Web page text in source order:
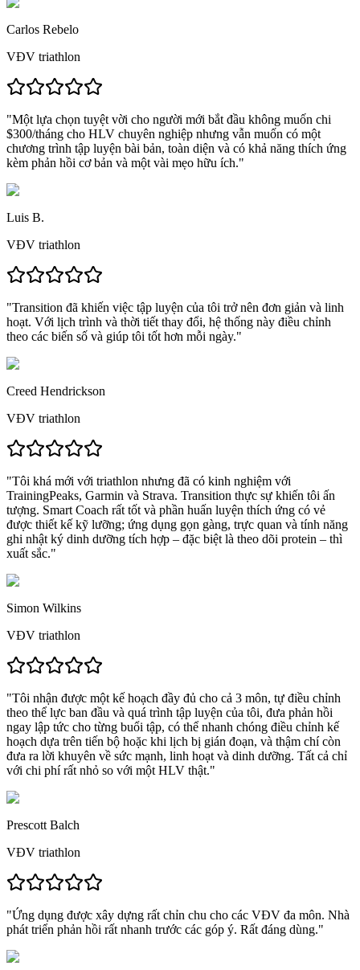
Carlos Rebelo
VĐV triathlon
"Một lựa chọn tuyệt vời cho người mới bắt đầu không muốn chi
$300/tháng cho HLV chuyên nghiệp nhưng vẫn muốn có một
chương trình tập luyện bài bản, toàn diện và có khả năng thích ứng
kèm phản hồi cơ bản và một vài mẹo hữu ích."
Luis B.
VĐV triathlon
"Transition đã khiến việc tập luyện của tôi trở nên đơn giản và linh
hoạt. Với lịch trình và thời tiết thay đổi, hệ thống này điều chỉnh
theo các biến số và giúp tôi tốt hơn mỗi ngày."
Creed Hendrickson
VĐV triathlon
"Tôi khá mới với triathlon nhưng đã có kinh nghiệm với
TrainingPeaks, Garmin và Strava. Transition thực sự khiến tôi ấn
tượng. Smart Coach rất tốt và phần huấn luyện thích ứng có vẻ
được thiết kế kỹ lưỡng; ứng dụng gọn gàng, trực quan và tính năng
ghi nhật ký dinh dưỡng tích hợp – đặc biệt là theo dõi protein – thì
xuất sắc."
Simon Wilkins
VĐV triathlon
"Tôi nhận được một kế hoạch đầy đủ cho cả 3 môn, tự điều chỉnh
theo thể lực ban đầu và quá trình tập luyện của tôi, đưa phản hồi
ngay lập tức cho từng buổi tập, có thể nhanh chóng điều chỉnh kế
hoạch dựa trên tiến bộ hoặc khi lịch bị gián đoạn, và thậm chí còn
đưa ra lời khuyên về sức mạnh, linh hoạt và dinh dưỡng. Tất cả chỉ
với chi phí rất nhỏ so với một HLV thật."
Prescott Balch
VĐV triathlon
"Ứng dụng được xây dựng rất chỉn chu cho các VĐV đa môn. Nhà
phát triển phản hồi rất nhanh trước các góp ý. Rất đáng dùng."